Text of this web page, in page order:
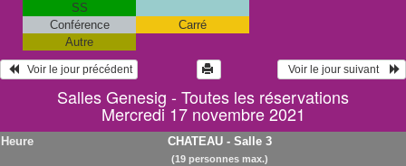
SS
Conférence
Carré
Autre
   Voir le jour précédent
  Voir le jour suivant
Salles Genesig - Toutes les réservations
Mercredi 17 novembre 2021
Heure CHATEAU - Salle 3
(19 personnes max.)